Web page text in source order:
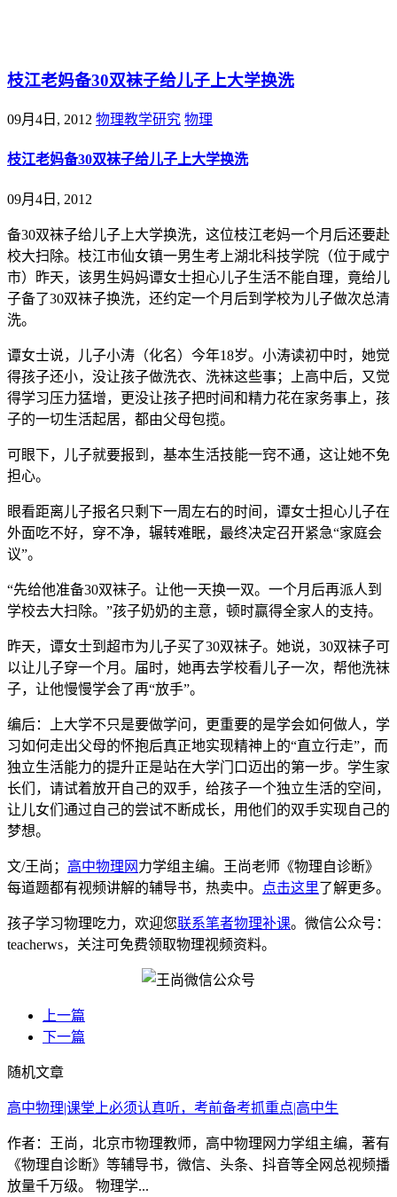
枝江老妈备30双袜子给儿子上大学换洗
09月4日, 2012 物理教学研究 物理
枝江老妈备30双袜子给儿子上大学换洗
09月4日, 2012
备30双袜子给儿子上大学换洗，这位枝江老妈一个月后还要赴
校大扫除。枝江市仙女镇一男生考上湖北科技学院（位于咸宁
市）昨天，该男生妈妈谭女士担心儿子生活不能自理，竟给儿
子备了30双袜子换洗，还约定一个月后到学校为儿子做次总清
洗。
谭女士说，儿子小涛（化名）今年18岁。小涛读初中时，她觉
得孩子还小，没让孩子做洗衣、洗袜这些事；上高中后，又觉
得学习压力猛增，更没让孩子把时间和精力花在家务事上，孩
子的一切生活起居，都由父母包揽。
可眼下，儿子就要报到，基本生活技能一窍不通，这让她不免
担心。
眼看距离儿子报名只剩下一周左右的时间，谭女士担心儿子在
外面吃不好，穿不净，辗转难眠，最终决定召开紧急“家庭会
议”。
“先给他准备30双袜子。让他一天换一双。一个月后再派人到
学校去大扫除。”孩子奶奶的主意，顿时赢得全家人的支持。
昨天，谭女士到超市为儿子买了30双袜子。她说，30双袜子可
以让儿子穿一个月。届时，她再去学校看儿子一次，帮他洗袜
子，让他慢慢学会了再“放手”。
编后：上大学不只是要做学问，更重要的是学会如何做人，学
习如何走出父母的怀抱后真正地实现精神上的“直立行走”，而
独立生活能力的提升正是站在大学门口迈出的第一步。学生家
长们，请试着放开自己的双手，给孩子一个独立生活的空间，
让儿女们通过自己的尝试不断成长，用他们的双手实现自己的
梦想。
文/王尚； 高中物理网 力学组主编。王尚老师《物理自诊断》
每道题都有视频讲解的辅导书，热卖中。
点击这里了解更多。
孩子学习物理吃力，欢迎您联系笔者物理补课。微信公众号：
teacherws，关注可免费领取物理视频资料。
上一篇
下一篇
随机文章
高中物理|课堂上必须认真听，考前备考抓重点|高中生
作者：王尚，北京市物理教师，高中物理网力学组主编，著有
《物理自诊断》等辅导书，微信、头条、抖音等全网总视频播
放量千万级。 物理学...